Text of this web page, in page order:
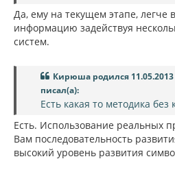
Да, ему на текущем этапе, легче
информацию задействуя
систем.
Кирюша родился 11.05.2013
писал(а):
Есть какая то методика без
Есть. Использование реальных
Вам последовательность
высокий уровень развития